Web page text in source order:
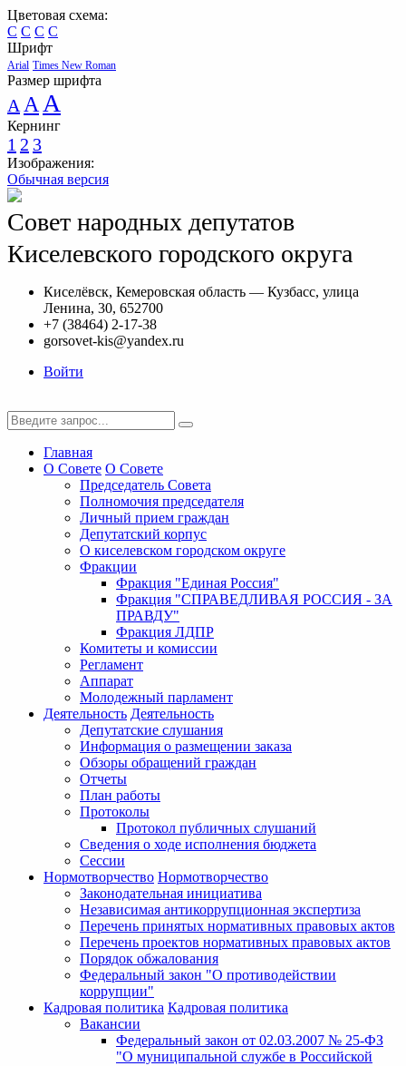
Цветовая схема:
C C C C
Шрифт
Arial Times New Roman
Размер шрифта
A A A
Кернинг
1 2 3
Изображения:
Обычная версия
Совет народных депутатов
Киселевского городского округа
Киселёвск, Кемеровская область — Кузбасс, улица
Ленина, 30, 652700
+7 (38464) 2-17-38
gorsovet-kis@yandex.ru
Войти
Главная
О Совете О Совете
Председатель Совета
Полномочия председателя
Личный прием граждан
Депутатский корпус
О киселевском городском округе
Фракции
Фракция "Единая Россия"
Фракция "СПРАВЕДЛИВАЯ РОССИЯ - ЗА
ПРАВДУ"
Фракция ЛДПР
Комитеты и комиссии
Регламент
Аппарат
Молодежный парламент
Деятельность Деятельность
Депутатские слушания
Информация о размещении заказа
Обзоры обращений граждан
Отчеты
План работы
Протоколы
Протокол публичных слушаний
Сведения о ходе исполнения бюджета
Сессии
Нормотворчество Нормотворчество
Законодательная инициатива
Независимая антикоррупционная экспертиза
Перечень принятых нормативных правовых актов
Перечень проектов нормативных правовых актов
Порядок обжалования
Федеральный закон "О противодействии
коррупции"
Кадровая политика Кадровая политика
Вакансии
Федеральный закон от 02.03.2007 № 25-ФЗ
"О муниципальной службе в Российской